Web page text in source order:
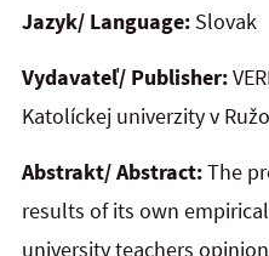
Jazyk/ Language: Slovak
Vydavateľ/ Publisher:
Katolíckej univerzity v
Abstrakt/ Abstract:The
results of its own
university teachers